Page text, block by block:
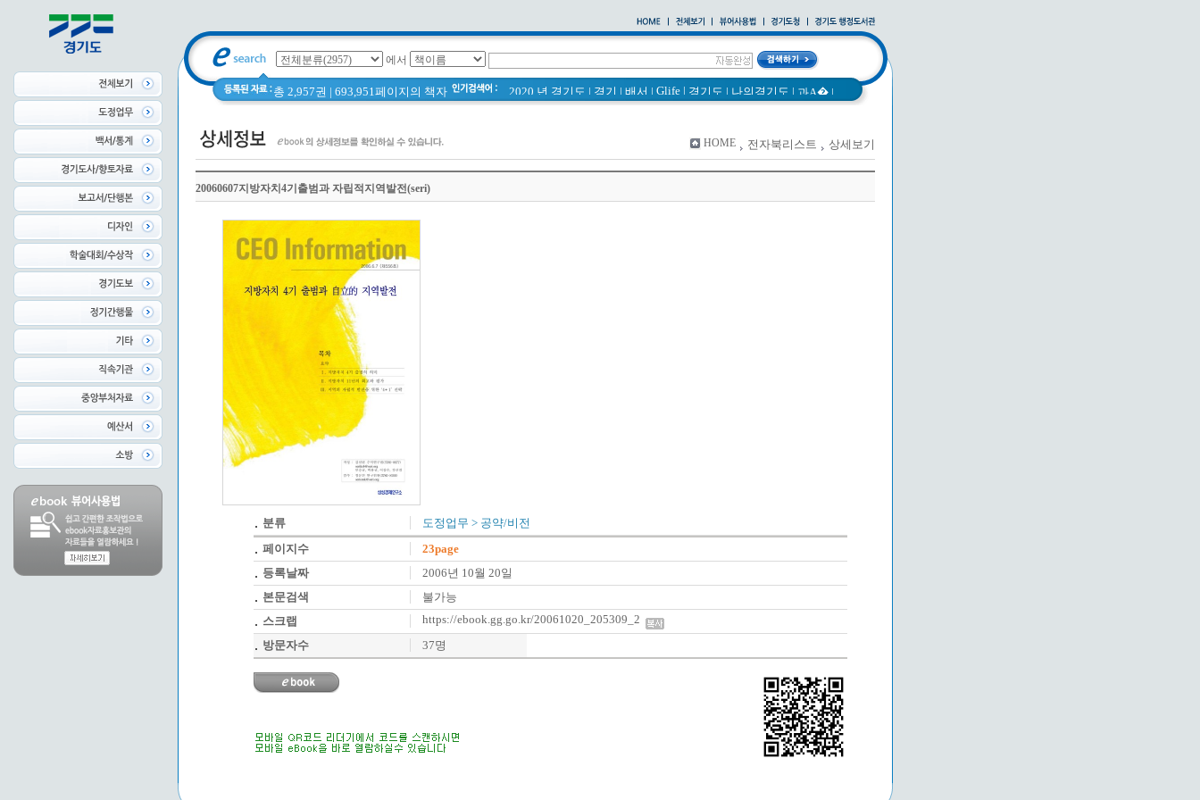
에서
총 2,957권 | 693,951페이지의 책자 2020 년 경기도 | 경기 | 배서 | Glife | 경기도 | 나의경기도 | 과A� |
2021 경기도 공동주택 품질점검 사례집|
바른공동주택관리 매뉴얼|통계연보|경기도 바로알기|
공동주택|국토의 계획 및 이용에 관한 법률_질의 회신 사례집|
HOME 전자북리스트 상세보기
20060607지방자치4기출범과 자립적지역발전(seri)
분류 도정업무 > 공약/비전
페이지수
23page
등록날짜
2006년 10월 20일
본문검색
불가능
스크랩
https://ebook.gg.go.kr/20061020_205309_2
방문자수
37명